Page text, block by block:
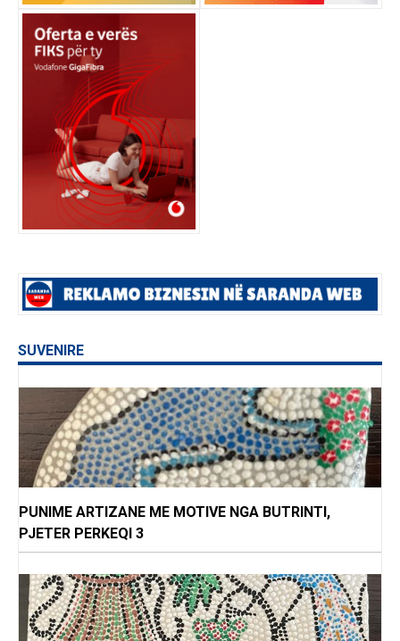
SUVENIRE
PUNIME ARTIZANE ME MOTIVE NGA BUTRINTI,
PJETER PERKEQI 3